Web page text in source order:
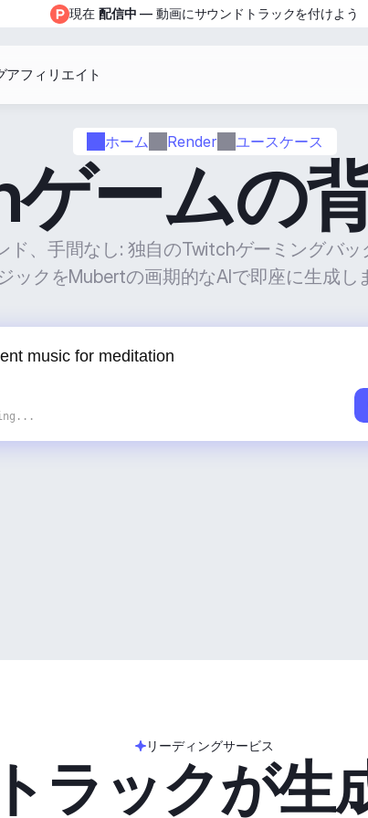
ホーム Render ユースケース
ゲームの
ド、手間なし: 独自のTwitchゲーミングバ
ックをMubertの画期的なAIで即座に生成し
リーディングサービス
ラックが生
現在 配信中 — 動画にサウンドトラックを付けよう
アフィリエイト